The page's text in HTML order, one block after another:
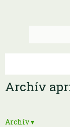
Archív
Archív ▾